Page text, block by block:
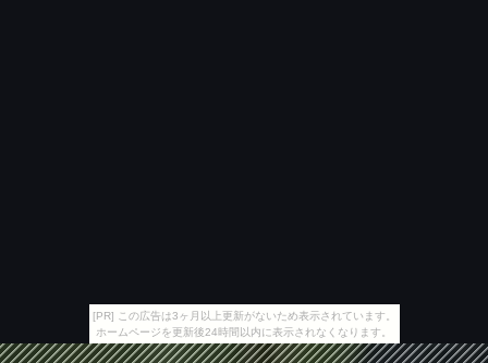
[PR] この広告は3ヶ月以上更新がないため表示されています。
ホームページを更新後24時間以内に表示されなくなります。